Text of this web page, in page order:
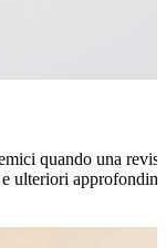
quando una
ulteriori